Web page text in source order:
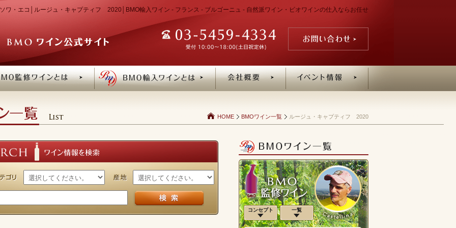
ワ・エコ│ルージュ・キャプティフ 2020│BMO輸入ワイン - フランス - ブルゴーニュ - 自然派ワイン・ビオワインの仕入ならお任せ
HOME BMOワイン一覧 ルージュ・キャプティフ 2020
コンセプト 一覧